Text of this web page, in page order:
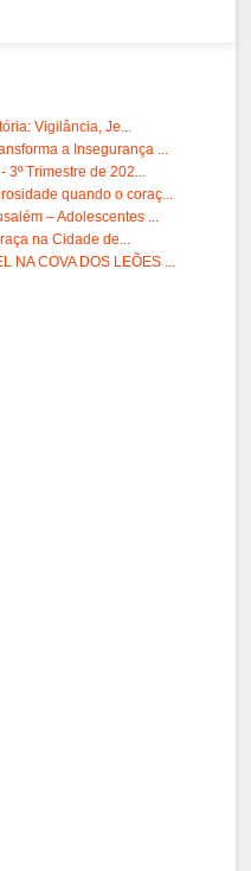
Vigilância, Je...
a Insegurança ...
3º Trimestre de 202...
quando o coraç...
– Adolescentes ...
na Cidade de...
NA COVA DOS LEÕES ...